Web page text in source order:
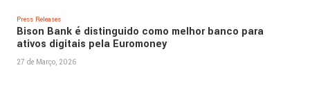
Press Releases
Bison Bank é distinguido como melhor banco para
ativos digitais pela Euromoney
27 de Março, 2026